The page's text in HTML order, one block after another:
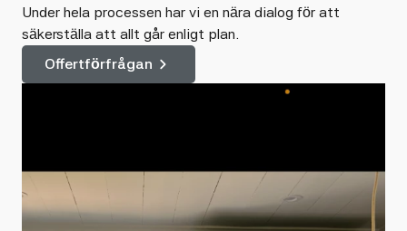
Under hela processen har vi en nära dialog för att
säkerställa att allt går enligt plan.
Offertförfrågan